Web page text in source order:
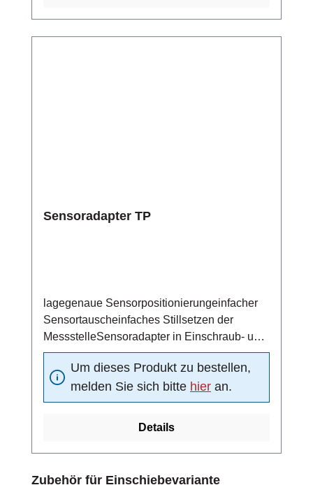
Sensoradapter TP
lagegenaue Sensorpositionierungeinfacher
Sensortauscheinfaches Stillsetzen der
MessstelleSensoradapter in Einschraub- und
Schweißtechnik
Um dieses Produkt zu bestellen,
melden Sie sich bitte hier an.
Details
Produktgalerie überspringen
Zubehör für Einschiebevariante